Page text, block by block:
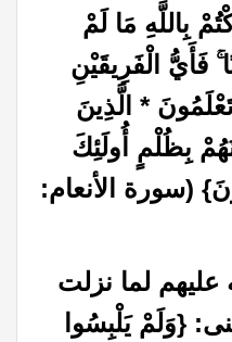
بِاللَّهِ مَا لَمْ
فَأَيُّ الْفَرِيقَيْنِ
* الَّذِينَ
بِظُلْمٍ أُولَئِكَ
(سورة الأنعام:
عليهم لما نزلت
{وَلَمْ يَلْبِسُوا